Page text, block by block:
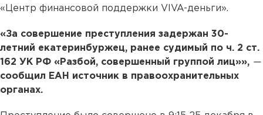
«Центр финансовой поддержки VIVA-деньги».
«За совершение преступления задержан 30-
летний екатеринбуржец, ранее судимый по ч. 2 ст.
162 УК РФ «Разбой, совершенный группой лиц»», —
сообщил ЕАН источник в правоохранительных
органах.